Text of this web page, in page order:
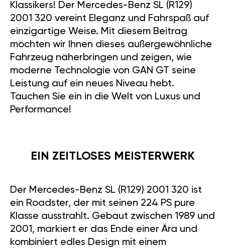
Klassikers! Der Mercedes-Benz SL (R129)
2001 320 vereint Eleganz und Fahrspaß auf
einzigartige Weise. Mit diesem Beitrag
möchten wir Ihnen dieses außergewöhnliche
Fahrzeug näherbringen und zeigen, wie
moderne Technologie von GAN GT seine
Leistung auf ein neues Niveau hebt.
Tauchen Sie ein in die Welt von Luxus und
Performance!
EIN ZEITLOSES MEISTERWERK
Der Mercedes-Benz SL (R129) 2001 320 ist
ein Roadster, der mit seinen 224 PS pure
Klasse ausstrahlt. Gebaut zwischen 1989 und
2001, markiert er das Ende einer Ära und
kombiniert edles Design mit einem